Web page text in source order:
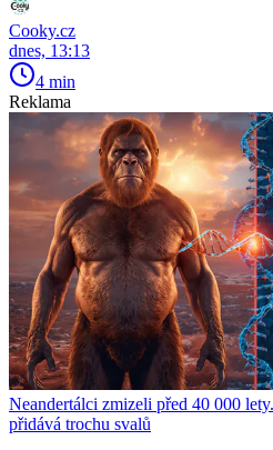
Cooky.cz
dnes, 13:13
4 min
Reklama
Neandertálci zmizeli před 40 000
přidává trochu svalů